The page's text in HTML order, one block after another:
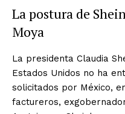
La postura de
Moya
La presidenta Claudia
Estados Unidos no ha
solicitados por México,
factureros,